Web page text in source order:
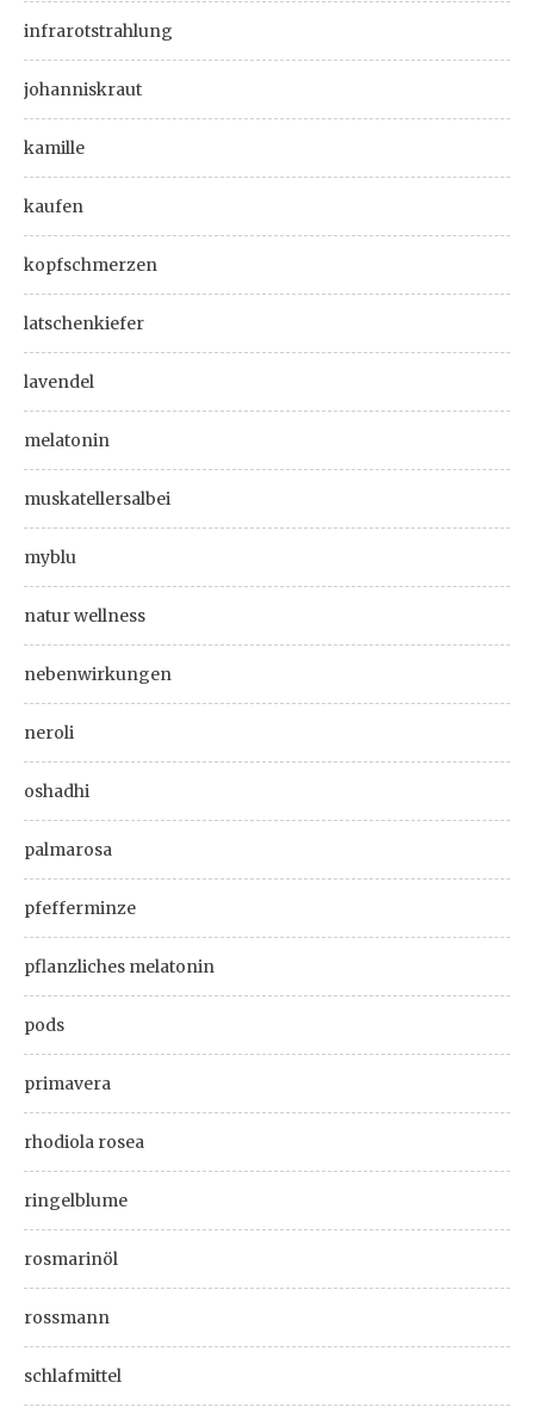
infrarotstrahlung
johanniskraut
kamille
kaufen
kopfschmerzen
latschenkiefer
lavendel
melatonin
muskatellersalbei
myblu
natur wellness
nebenwirkungen
neroli
oshadhi
palmarosa
pfefferminze
pflanzliches melatonin
pods
primavera
rhodiola rosea
ringelblume
rosmarinöl
rossmann
schlafmittel